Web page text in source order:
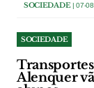
SOCIEDADE| 07-
SOCIEDADE
Alenquer